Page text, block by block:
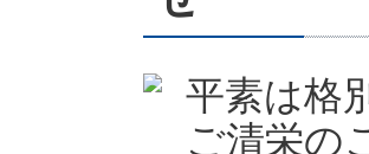
平素は格
ご清栄の